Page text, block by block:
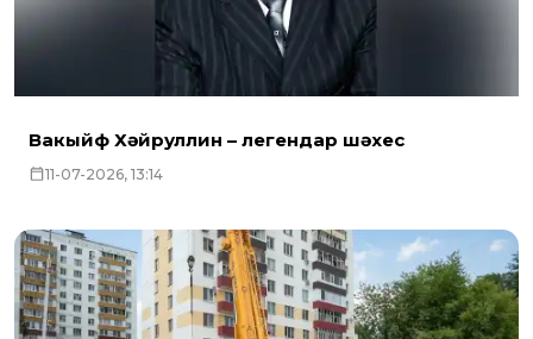
Вакыйф Хәйруллин – легендар шәхес
11-07-2026, 13:14